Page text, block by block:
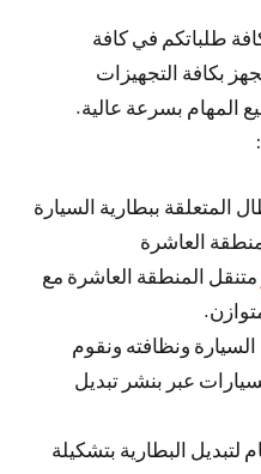
طلباتكم في كافة
بكافة التجهيزات
المهام بسرعة عالية.
المتعلقة ببطارية السيارة
العاشرة
متنقل المنطقة العاشرة مع
ونظافته ونقوم
عبر بنشر تبديل
لتبديل البطارية بتشكيلة